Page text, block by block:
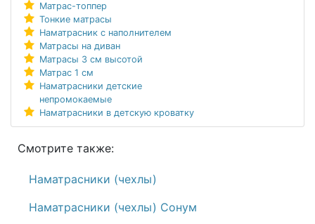
Матрас-топпер
Тонкие матрасы
Наматрасник с наполнителем
Матрасы на диван
Матрасы 3 см высотой
Матрас 1 см
Наматрасники детские
непромокаемые
Наматрасники в детскую кроватку
Смотрите также:
Наматрасники (чехлы)
Наматрасники (чехлы) Сонум